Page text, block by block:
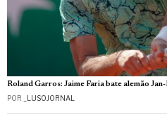
Roland Garros: Jaime Faria bate alemão
POR _LUSOJORNAL